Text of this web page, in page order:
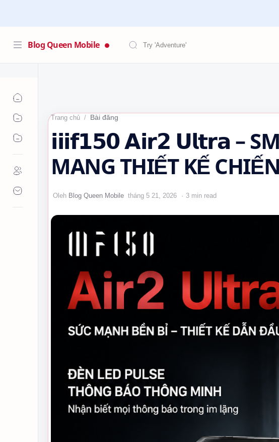
Blog Queen Mobile
Trang chủ Bài đăng
𝗶𝗶𝗶𝗳𝟭𝟱𝟬 𝗔𝗶𝗿𝟮 𝗨𝗹𝘁𝗿𝗮 –
MANG THIẾT KẾ
SỐT
3 min read